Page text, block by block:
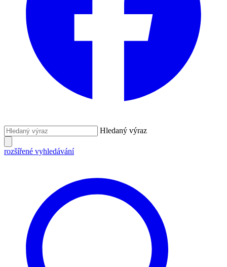
Hledaný výraz
rozšířené vyhledávání